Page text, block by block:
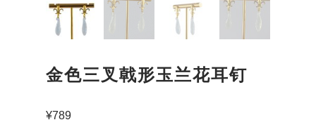
金色三叉戟形玉兰花耳钉
¥789